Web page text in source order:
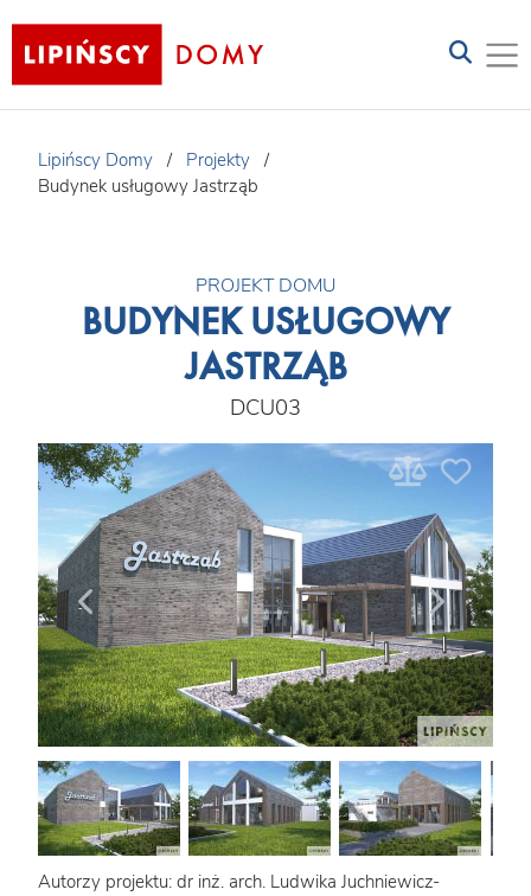
Lipińscy Domy / Projekty /
Budynek usługowy Jastrząb
PROJEKT DOMU
BUDYNEK USŁUGOWY
JASTRZĄB
DCU03
Autorzy projektu: dr inż. arch. Ludwika Juchniewicz-